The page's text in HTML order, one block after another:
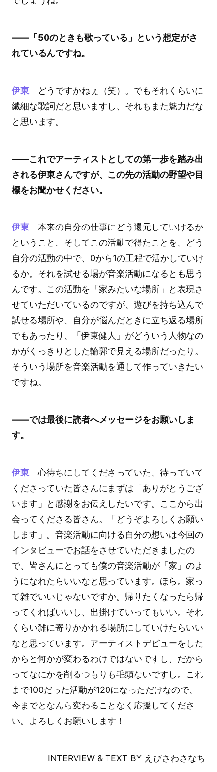
――「50のときも歌っている」という想定がさ
れているんですね。
伊東どうですかねぇ（笑）。でもそれくらいに
繊細な歌詞だと思いますし、それもまた魅力だな
と思います。
――これでアーティストとしての第一歩を踏み出
される伊東さんですが、この先の活動の野望や目
標をお聞かせください。
伊東本来の自分の仕事にどう還元していけるか
ということ。そしてこの活動で得たことを、どう
自分の活動の中で、0から1の工程で活かしていけ
るか。それを試せる場が音楽活動になるとも思う
んです。この活動を「家みたいな場所」と表現さ
せていただいているのですが、遊びを持ち込んで
試せる場所や、自分が悩んだときに立ち返る場所
でもあったり、「伊東健人」がどういう人物なの
かがくっきりとした輪郭で見える場所だったり。
そういう場所を音楽活動を通して作っていきたい
ですね。
――では最後に読者へメッセージをお願いしま
す。
伊東心待ちにしてくださっていた、待っていて
くださっていた皆さんにまずは「ありがとうござ
います」と感謝をお伝えしたいです。ここから出
会ってくださる皆さん。「どうぞよろしくお願い
します」。音楽活動に向ける自分の想いは今回の
インタビューでお話をさせていただきましたの
で、皆さんにとっても僕の音楽活動が「家」のよ
うになれたらいいなと思っています。ほら。家っ
て雑でいいじゃないですか。帰りたくなったら帰
ってくればいいし、出掛けていってもいい。それ
くらい雑に寄りかかれる場所にしていけたらいい
なと思っています。アーティストデビューをした
からと何かが変わるわけではないですし、だから
ってなにかを削るつもりも毛頭ないですし。これ
まで100だった活動が120になっただけなので、
今までとなんら変わることなく応援してくださ
い。よろしくお願いします！
INTERVIEW & TEXT BY えびさわさなち